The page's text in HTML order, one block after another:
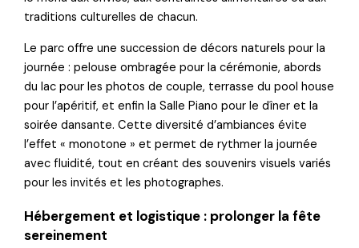
traditions culturelles de chacun.
Le parc offre une succession de décors naturels pour la
journée : pelouse ombragée pour la cérémonie, abords
du lac pour les photos de couple, terrasse du pool house
pour l’apéritif, et enfin la Salle Piano pour le dîner et la
soirée dansante. Cette diversité d’ambiances évite
l’effet « monotone » et permet de rythmer la journée
avec fluidité, tout en créant des souvenirs visuels variés
pour les invités et les photographes.
Hébergement et logistique : prolonger la fête
sereinement